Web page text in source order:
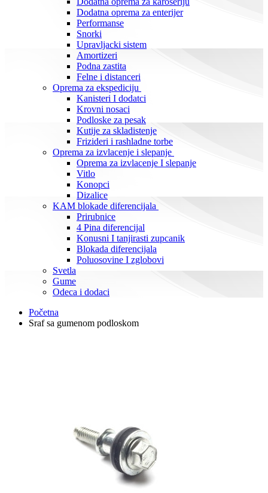
Dodatna oprema za enterijer
Performanse
Snorki
Upravljacki sistem
Amortizeri
Podna zastita
Felne i distanceri
Oprema za ekspediciju
Kanisteri I dodatci
Krovni nosaci
Podloske za pesak
Kutije za skladistenje
Frizideri i rashladne torbe
Oprema za izvlacenje i slepanje
Oprema za izvlacenje I slepanje
Vitlo
Konopci
Dizalice
KAM blokade diferencijala
Prirubnice
4 Pina diferencijal
Konusni I tanjirasti zupcanik
Blokada diferencijala
Poluosovine I zglobovi
Svetla
Gume
Odeca i dodaci
Početna
Sraf sa gumenom podloskom